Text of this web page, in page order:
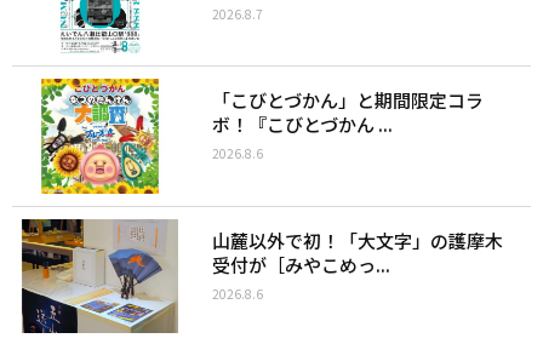
2026.8.7
「こびとづかん」と期間限定コラ
ボ！『こびとづかん ...
2026.8.6
山麓以外で初！「大文字」の護摩木
受付が［みやこめっ...
2026.8.6